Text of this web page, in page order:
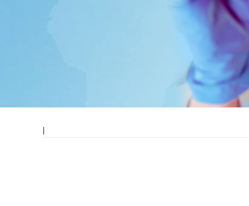
|